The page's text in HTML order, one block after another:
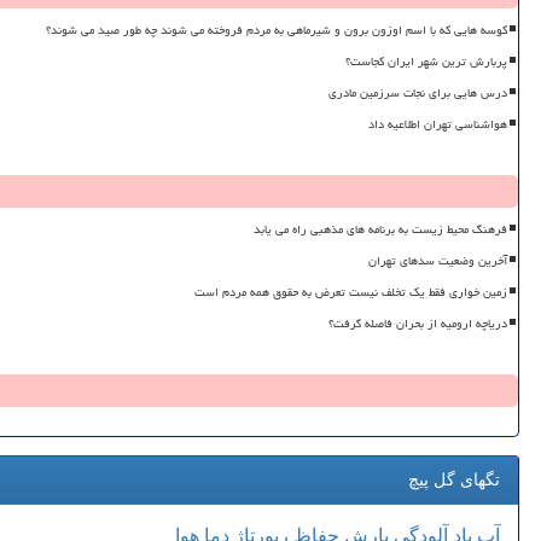
کوسه هایی که با اسم اوزون برون و شیرماهی به مردم فروخته می شوند چه طور صید می شوند؟
پربارش ترین شهر ایران کجاست؟
درس هایی برای نجات سرزمین مادری
هواشناسی تهران اطلاعیه داد
فرهنگ محیط زیست به برنامه های مذهبی راه می یابد
آخرین وضعیت سدهای تهران
زمین خواری فقط یک تخلف نیست تعرض به حقوق همه مردم است
دریاچه ارومیه از بحران فاصله گرفت؟
تگهای گل پیچ
آب باد آلودگی بارش حفاظ رپورتاژ دما هوا